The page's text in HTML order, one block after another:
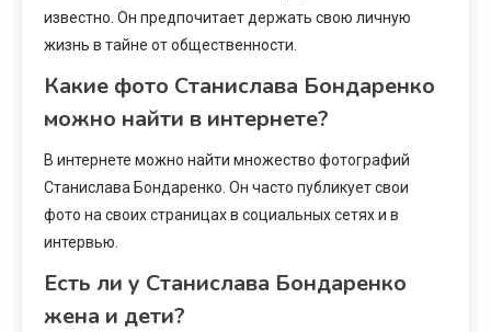
известно. Он предпочитает держать свою личную
жизнь в тайне от общественности.
Какие фото Станислава Бондаренко
можно найти в интернете?
В интернете можно найти множество фотографий
Станислава Бондаренко. Он часто публикует свои
фото на своих страницах в социальных сетях и в
интервью.
Есть ли у Станислава Бондаренко
жена и дети?